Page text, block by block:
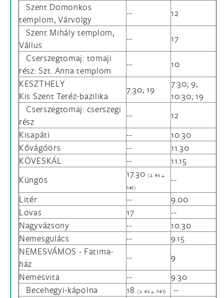
Szent Domonkos
templom, Várvölgy
--
12
Szent Mihály templom,
Vállus
--
17
Cserszegtomaj: tomaji
rész: Szt. Anna templom
--
10
KESZTHELY
Kis Szent Teréz-bazilika
7:30; 19
7:30; 9;
10:30; 19
Cserszegtomaj: cserszegi
rész
--
12
Kisapáti
--
10.30
Kővágóörs
--
11.30
KÖVESKÁL
--
11.15
Küngös
17.30(2. és 4.
hét)
--
Litér
--
9.00
Lovas
17
--
Nagyvázsony
--
10.30
Nemesgulács
--
9.15
NEMESVÁMOS - Fatima-
ház
--
9
Nemesvita
--
9.30
Becehegyi-kápolna
18(2. és 4. hét)
--